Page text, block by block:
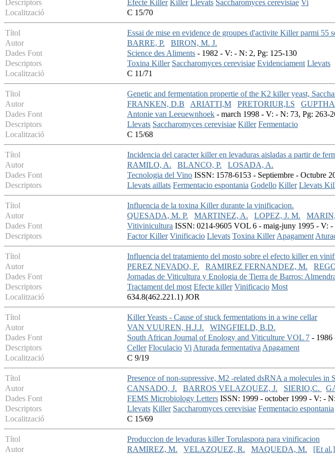
Descriptors Efecte Killer Killer Llevats Saccharomyces cerevisiae Vi
Localització
C 15/70
Títol
Essai de mise en evidence de groupes d'activite Killer parmi 55
Autor
BARRE, P.
BIRON, M. J.
Dades Font
Science des Aliments - 1982 - V: - N: 2, Pg: 125-130
Descriptors
Toxina Killer Saccharomyces cerevisiae Evidenciament Llevats
Localització
C 11/71
Títol
Genetic and fermentation propertie of the K2 killer yeast,
Autor
FRANKEN, D.B ARIATTI,M PRETORIUR,I.S
Dades Font
Antonie van Leeuewnhoek - march 1998 - V: - N: 73, Pg: 263-
Descriptors
Llevats Saccharomyces cerevisiae Killer Fermentacio
Localització
C 15/68
Títol
Incidencia del caracter killer en levaduras aisladas a partir de
Autor
RAMILO, A. BLANCO, P.
LOSADA, A.
Dades Font
Tecnologia del Vino ISSN: 1578-6153 - Septiembre - Octubre
Descriptors
Llevats aillats Fermentacio espontania Godello Killer Llevats
Títol
Influencia de la toxina Killer durante la vinificacion.
Autor
QUESADA, M. P. MARTINEZ, A. LOPEZ, J. M.
Dades Font
Vitivinicultura ISSN: 0214-9605 VOL 6 - maig-juny 1995 - V: -
Descriptors
Factor Killer Vinificacio Llevats Toxina KillerApagament
Títol
Influencia del tratamiento del mosto sobre el efecto killer en
Autor
PEREZ NEVADO, F. RAMIREZ FERNANDEZ, M.
Dades Font
Jornadas de Viticultura y Enologia de Tierra de Barros:
Descriptors
Tractament del most Efecte killer Vinificacio Most
Localització
634.8(462.221.1) JOR
Títol
Killer Yeasts - Cause of stuck fermentations in a wine cellar
Autor
VAN VUUREN, H.J.J.
WINGFIELD, B.D.
Dades Font
South African Journal of Enology and Viticulture VOL 7 - 1986
Descriptors
Celler Floculacio ViAturada fermentativaApagament
Localització
C 9/19
Títol
Presence of non-supressive, M2 -related dsRNA a molecules in
Autor
CANSADO, J. BARROS VELAZQUEZ, J. SIERIO,C.
Dades Font
FEMS Microbiology Letters ISSN: 1999 - october 1999 - V: -
Descriptors
Llevats Killer Saccharomyces cerevisiae Fermentacio espontania
Localització
C 15/69
Títol
Produccion de levaduras killer Torulaspora para vinificacion
Autor
RAMIREZ, M. VELAZQUEZ, R. MAQUEDA, M. [Et al.]